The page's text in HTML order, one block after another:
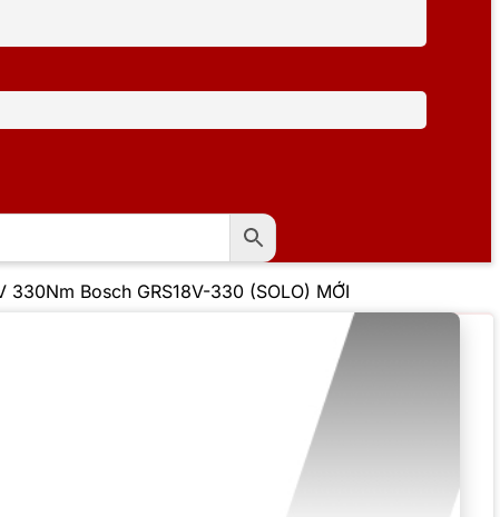
Bosch GRS18V-330 (SOLO) MỚI